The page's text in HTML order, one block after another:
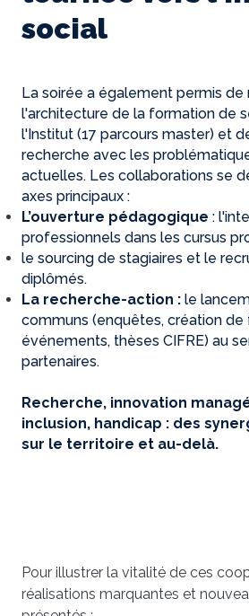
social
La soirée a également permis
l'architecture de la formation de
l'Institut (17 parcours master) et
recherche avec les
actuelles. Les collaborations se
axes principaux :
L’ouverture pédagogique :
professionnels dans les cursus
le sourcing de stagiaires et le
diplômés.
La recherche-action : le
communs (enquêtes, création de
événements, thèses CIFRE) au
partenaires.
Recherche, innovation
inclusion, handicap : des
sur le territoire et au-delà.
Pour illustrer la vitalité de ces
réalisations marquantes et